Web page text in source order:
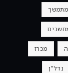
מתמשך
מכרז
נדל"ן